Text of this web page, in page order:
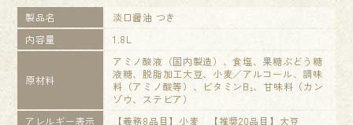
製品名
淡口醤油 つき
内容量
1.8L
原材料
アミノ酸液（国内製造）、食塩、果糖ぶどう糖
液糖、脱脂加工大豆、小麦／アルコール、調味
料（アミノ酸等）、ビタミンB₁、甘味料（カン
ゾウ、ステビア）
アレルギー表示
【義務8品目】小麦 【推奨20品目】大豆